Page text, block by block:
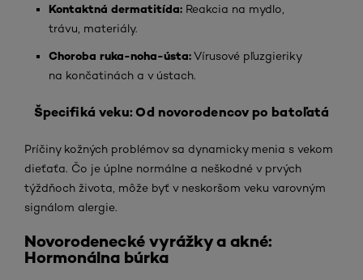
Kontaktná dermatitída: Reakcia na mydlo,
trávu, materiály.
Choroba ruka-noha-ústa:Vírusové pľuzgieriky
na končatinách a v ústach.
Špecifiká veku: Od novorodencov po batoľatá
Príčiny kožných problémov sa dynamicky menia s vekom
dieťaťa. Čo je úplne normálne a neškodné v prvých
týždňoch života, môže byť v neskoršom veku varovným
signálom alergie.
Novorodenecké vyrážky a akné:
Hormonálna búrka